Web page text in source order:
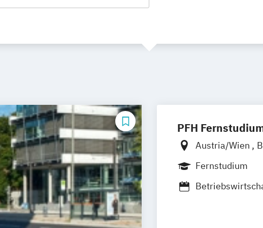
PFH
Austria/Wien
Düsseldorf/
Kaiserslautern/
Fernstudium